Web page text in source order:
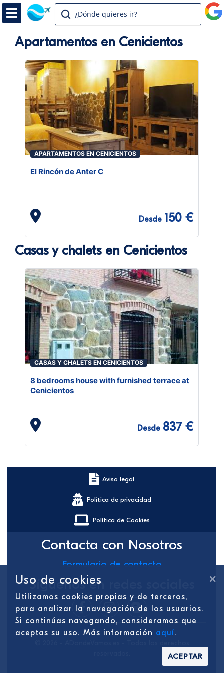
¿Dónde quieres ir?
Apartamentos en Cenicientos
APARTAMENTOS EN CENICIENTOS
El Rincón de Anter C
Desde 150 €
Casas y chalets en Cenicientos
CASAS Y CHALETS EN CENICIENTOS
8 bedrooms house with furnished terrace at
Cenicientos
Desde 837 €
Aviso legal
Política de privacidad
Política de Cookies
Contacta con Nosotros
Formulario de contacto
Síguenos en redes sociales ×
Uso de cookies
Utilizamos cookies propias y de terceros,
para analizar la navegación de los usuarios.
Si continúas navegando, consideramos que
aceptas su uso. Más información aquí.
ACEPTAR